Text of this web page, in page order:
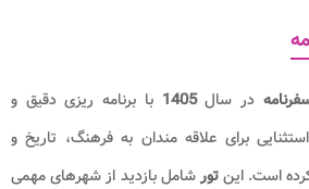
در سال1405 با برنامه‌ ریزی دقیق و
برای علاقه‌ مندان به فرهنگ، تاریخ و
است. اینتورشامل بازدید از شهرهای مهمی